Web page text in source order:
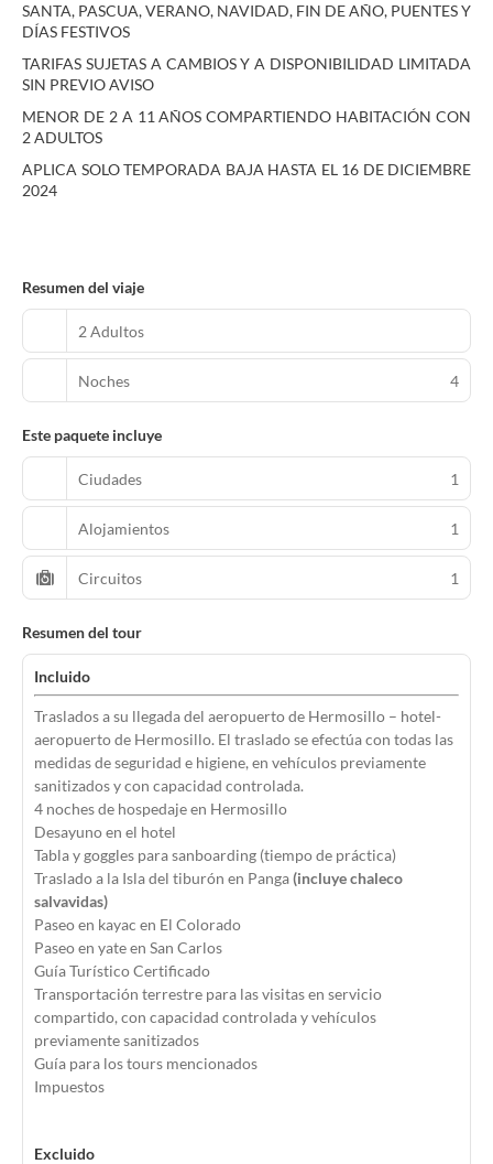
SANTA, PASCUA, VERANO, NAVIDAD, FIN DE AÑO, PUENTES Y
DÍAS FESTIVOS
TARIFAS SUJETAS A CAMBIOS Y A DISPONIBILIDAD LIMITADA
SIN PREVIO AVISO
MENOR DE 2 A 11 AÑOS COMPARTIENDO HABITACIÓN CON
2 ADULTOS
APLICA SOLO TEMPORADA BAJA HASTA EL 16 DE DICIEMBRE
2024
Resumen del viaje
2 Adultos
Noches 4
Este paquete incluye
Ciudades 1
Alojamientos 1
Circuitos 1
Resumen del tour
Incluido
Traslados a su llegada del aeropuerto de Hermosillo – hotel-
aeropuerto de Hermosillo. El traslado se efectúa con todas las
medidas de seguridad e higiene, en vehículos previamente
sanitizados y con capacidad controlada.
4 noches de hospedaje en Hermosillo
Desayuno en el hotel
Tabla y goggles para sanboarding (tiempo de práctica)
Traslado a la Isla del tiburón en Panga(incluye chaleco
salvavidas)
Paseo en kayac en El Colorado
Paseo en yate en San Carlos
Guía Turístico Certificado
Transportación terrestre para las visitas en servicio
compartido, con capacidad controlada y vehículos
previamente sanitizados
Guía para los tours mencionados
Impuestos
Excluido